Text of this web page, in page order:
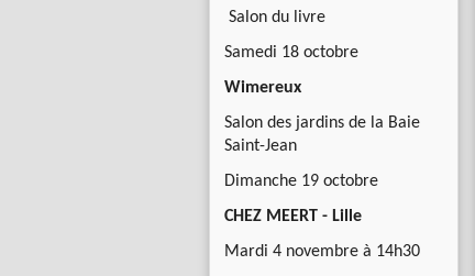
Salon du livre
Samedi 18 octobre
Wimereux
Salon des jardins de la Baie
Saint-Jean
Dimanche 19 octobre
CHEZ MEERT - Lille
Mardi 4 novembre à 14h30